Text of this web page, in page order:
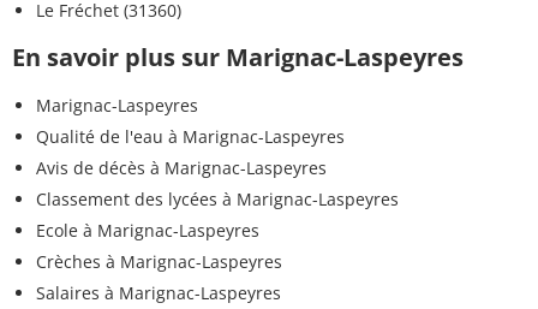
Le Fréchet (31360)
En savoir plus sur Marignac-Laspeyres
Marignac-Laspeyres
Qualité de l'eau à Marignac-Laspeyres
Avis de décès à Marignac-Laspeyres
Classement des lycées à Marignac-Laspeyres
Ecole à Marignac-Laspeyres
Crèches à Marignac-Laspeyres
Salaires à Marignac-Laspeyres